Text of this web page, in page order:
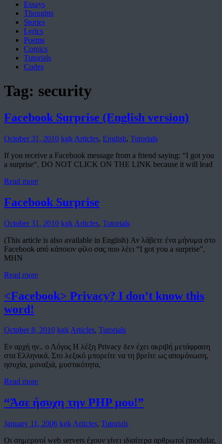
Essays
Thoughts
Stories
Lyrics
Poems
Comics
Tutorials
Codes
Tag: security
Facebook Surprise (English version)
October 31, 2010 kgk Articles, English, Tutorials
If you receive a Facebook message from a friend saying: “I got you
a surprise“, DO NOT CLICK ON THE LINK because it will lead
Read more
Facebook Surprise
October 31, 2010 kgk Articles, Tutorials
(This article is also available in English) Αν λάβετε ένα μήνυμα στο
Facebook από κάποιον φίλο σας που λέει “I got you a surprise”,
ΜΗΝ
Read more
<Facebook> Privacy? I don’t know this
word!
October 8, 2010 kgkArticles, Tutorials
Εν αρχή ην.. ο Λόγος Η λέξη Privacy δεν έχει ακριβή μετάφραση
στα Ελληνικά. Στο λεξικό μπορείτε να τη βρείτε ως απομόνωση,
ησυχία, μοναξιά, μυστικότητα,
Read more
“Άσε ήσυχη την PHP μου!”
January 11, 2006 kgk Articles, Tutorials
Οι σημερινοί web servers έχουν γίνει ιδιαίτερα αρθρωτοί (modular,